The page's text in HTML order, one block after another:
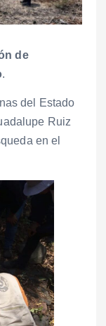
de
.
del Estado
Ruiz
en el